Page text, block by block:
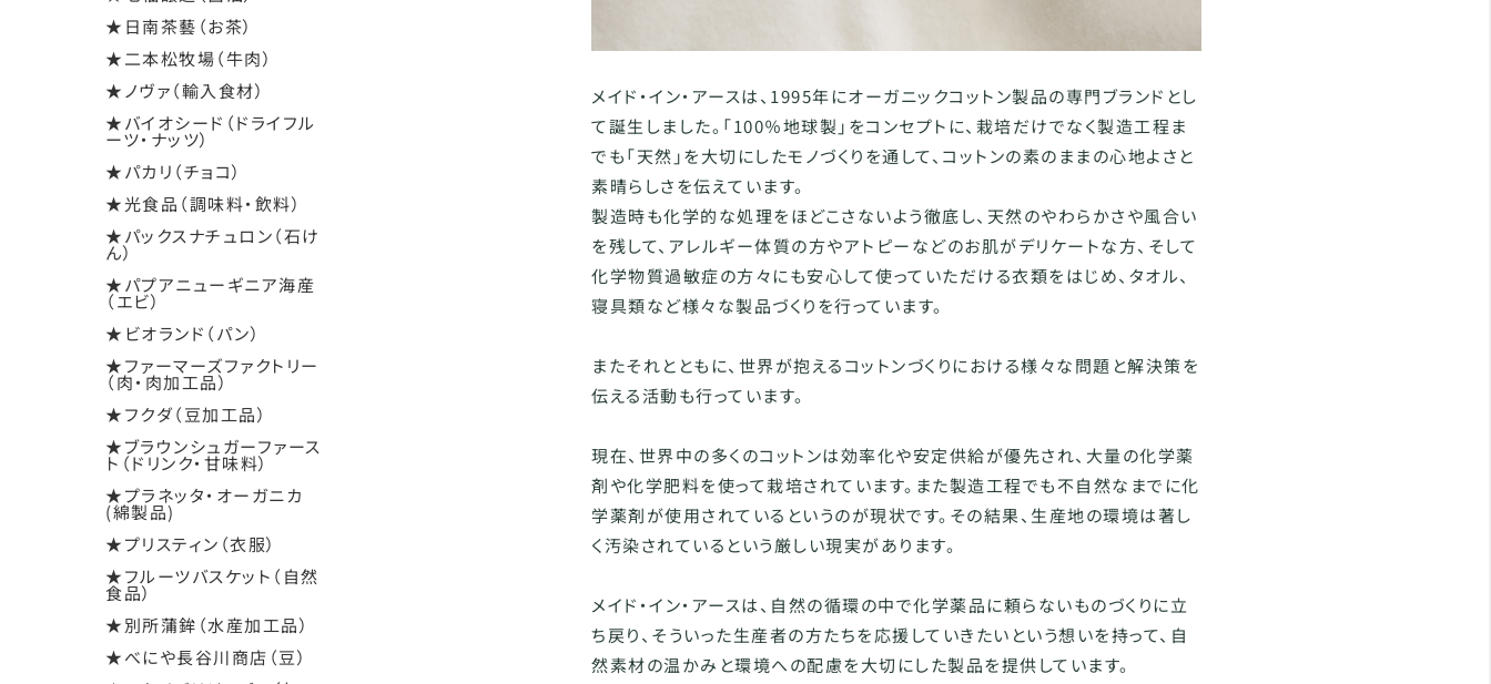
★日南茶藝（お茶）
★二本松牧場（牛肉）
★ノヴァ（輸入食材）
★バイオシード（ドライフル
ーツ・ナッツ）
★パカリ（チョコ）
★光食品（調味料・飲料）
★パックスナチュロン（石け
ん）
★パプアニューギニア海産
（エビ）
★ビオランド（パン）
★ファーマーズファクトリー
（肉・肉加工品）
★フクダ（豆加工品）
★ブラウンシュガーファース
ト（ドリンク・甘味料）
★プラネッタ・オーガニカ
(綿製品)
★プリスティン（衣服）
★フルーツバスケット（自然
食品）
★別所蒲鉾（水産加工品）
★べにや長谷川商店（豆）
メイド・イン・アースは、1995年にオーガニックコットン製品の専門ブランドとし
て誕生しました。「100％地球製」をコンセプトに、栽培だけでなく製造工程ま
でも「天然」を大切にしたモノづくりを通して、コットンの素のままの心地よさと
素晴らしさを伝えています。
製造時も化学的な処理をほどこさないよう徹底し、天然のやわらかさや風合い
を残して、アレルギー体質の方やアトピーなどのお肌がデリケートな方、そして
化学物質過敏症の方々にも安心して使っていただける衣類をはじめ、タオル、
寝具類など様々な製品づくりを行っています。
またそれとともに、世界が抱えるコットンづくりにおける様々な問題と解決策を
伝える活動も行っています。
現在、世界中の多くのコットンは効率化や安定供給が優先され、大量の化学薬
剤や化学肥料を使って栽培されています。また製造工程でも不自然なまでに化
学薬剤が使用されているというのが現状です。その結果、生産地の環境は著し
く汚染されているという厳しい現実があります。
メイド・イン・アースは、自然の循環の中で化学薬品に頼らないものづくりに立
ち戻り、そういった生産者の方たちを応援していきたいという想いを持って、自
然素材の温かみと環境への配慮を大切にした製品を提供しています。